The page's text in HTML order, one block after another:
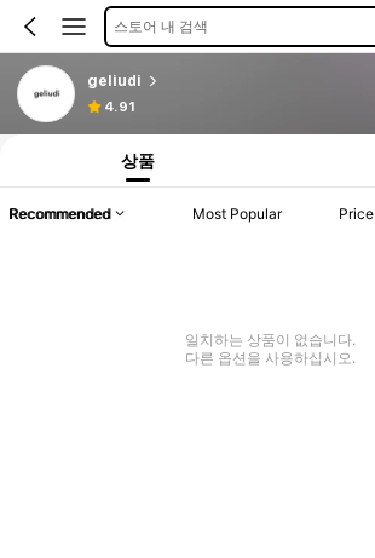
스토어 내 검색
geliudi
4.91
상품
Recommended Most Popular Price
일치하는 상품이 없습니다.
다른 옵션을 사용하십시오.